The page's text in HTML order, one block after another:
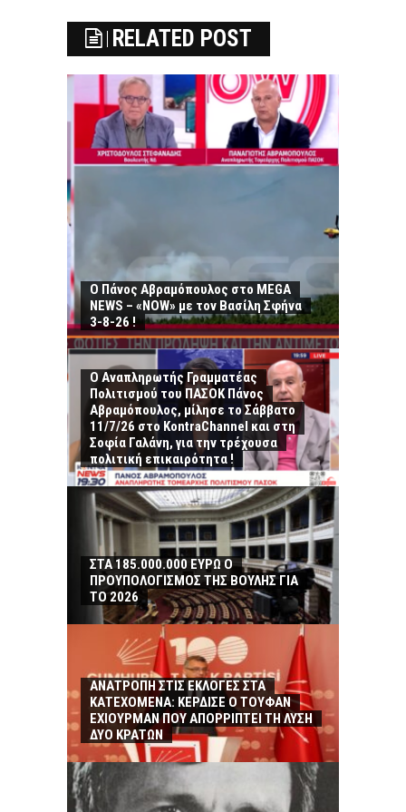
RELATED POST
Ο Πάνος Αβραμόπουλος στο MEGA
NEWS – «NOW» με τον Βασίλη Σφήνα
3-8-26 !
Ο Αναπληρωτής Γραμματέας
Πολιτισμού του ΠΑΣΟΚ Πάνος
Αβραμόπουλος, μίλησε το Σάββατο
11/7/26 στο KontraChannel και στη
Σοφία Γαλάνη, για την τρέχουσα
πολιτική επικαιρότητα !
ΣΤΑ 185.000.000 ΕΥΡΩ Ο
ΠΡΟΥΠΟΛΟΓΙΣΜΟΣ ΤΗΣ ΒΟΥΛΗΣ ΓΙΑ
ΤΟ 2026
ΑΝΑΤΡΟΠΗ ΣΤΙΣ ΕΚΛΟΓΕΣ ΣΤΑ
ΚΑΤΕΧΟΜΕΝΑ: ΚΕΡΔΙΣΕ Ο ΤΟΥΦΑΝ
ΕΧΙΟΥΡΜΑΝ ΠΟΥ ΑΠΟΡΡΙΠΤΕΙ ΤΗ ΛΥΣΗ
ΔΥΟ ΚΡΑΤΩΝ